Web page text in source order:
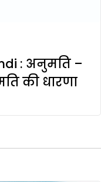
: अनुमति –
की धारणा